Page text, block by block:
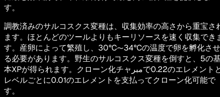
す。
調教済みのサルコスクス変種は、収集効率の高さから重宝さ
ます。ほとんどのツールよりもキーリソースを速く収集でき
す。産卵によって繁殖し、30°C〜34°Cの温度で卵を孵化させ
る必要があります。野生のサルコスクス変種を倒すと、5の
本XPが得られます。クローン化チャمبرで0.22のエレメントと
レベルごとに0.01のエレメントを支払ってクローン化可能で
す。